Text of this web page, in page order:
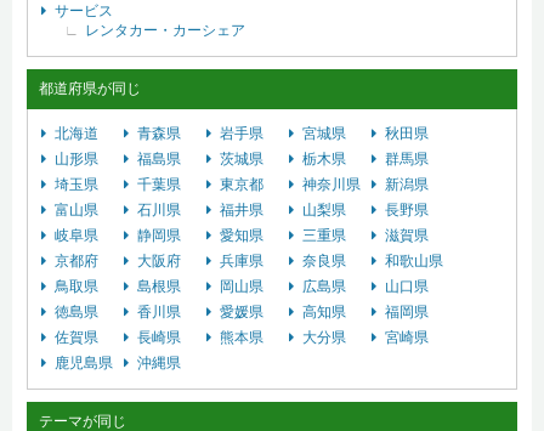
サービス
レンタカー・カーシェア
都道府県が同じ
北海道 青森県 岩手県 宮城県
秋田県
山形県
福島県 茨城県 栃木県
群馬県
埼玉県
千葉県 東京都 神奈川県
新潟県
富山県
石川県 福井県 山梨県
長野県
岐阜県
静岡県 愛知県 三重県
滋賀県
京都府
大阪府 兵庫県 奈良県
和歌山県
鳥取県
島根県 岡山県 広島県
山口県
徳島県
香川県 愛媛県 高知県
福岡県
佐賀県
長崎県 熊本県 大分県
宮崎県
鹿児島県
沖縄県
テーマが同じ